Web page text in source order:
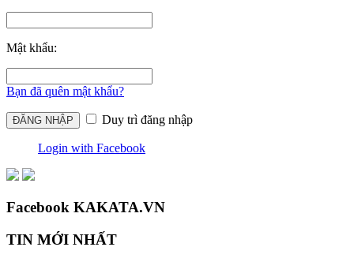
Mật khẩu:
Bạn đã quên mật khẩu?
Duy trì đăng nhập
Login with Facebook
Facebook KAKATA.VN
TIN MỚI NHẤT